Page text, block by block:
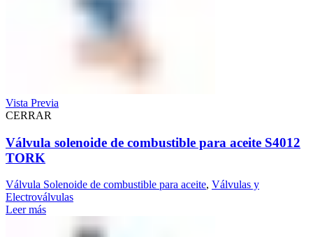
Vista Previa
CERRAR
Válvula solenoide de combustible para aceite S4012
TORK
Válvula Solenoide de combustible para aceite, Válvulas y
Electroválvulas
Leer más